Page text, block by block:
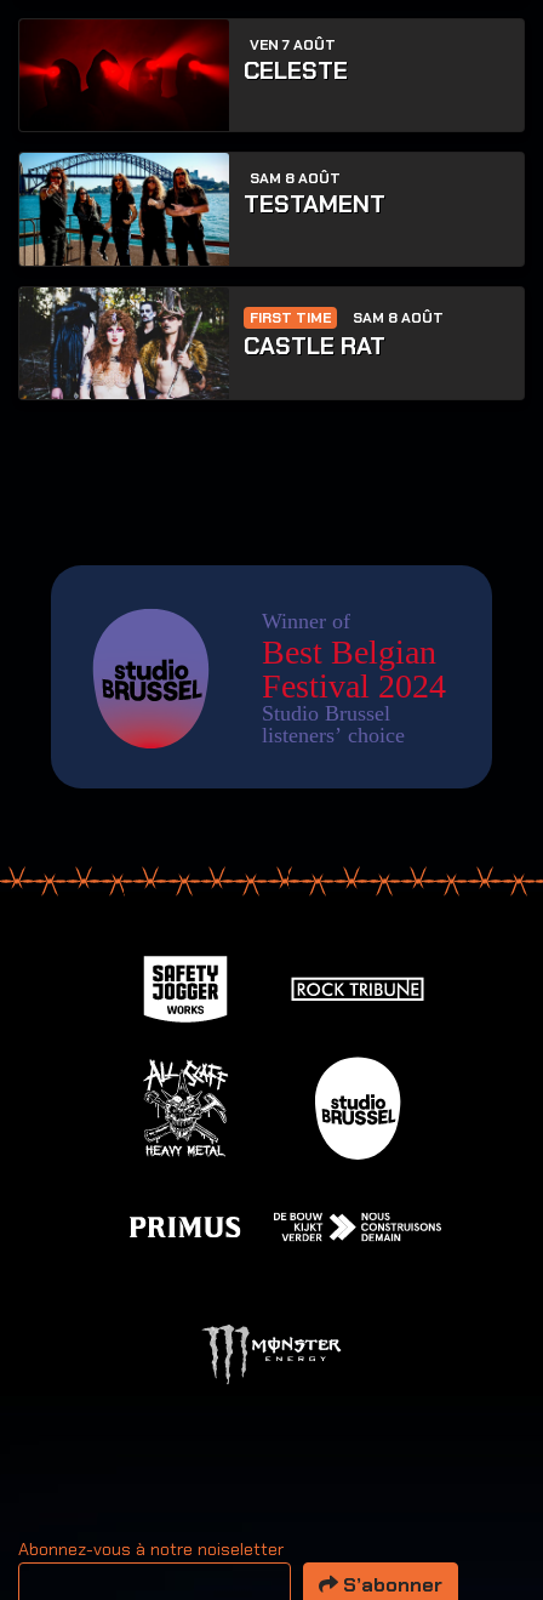
VEN 7 AOÛT
CELESTE
SAM 8 AOÛT
TESTAMENT
FIRST TIME SAM 8 AOÛT
CASTLE RAT
Abonnez-vous à notre noiseletter
Votre adresse email
S’abonner